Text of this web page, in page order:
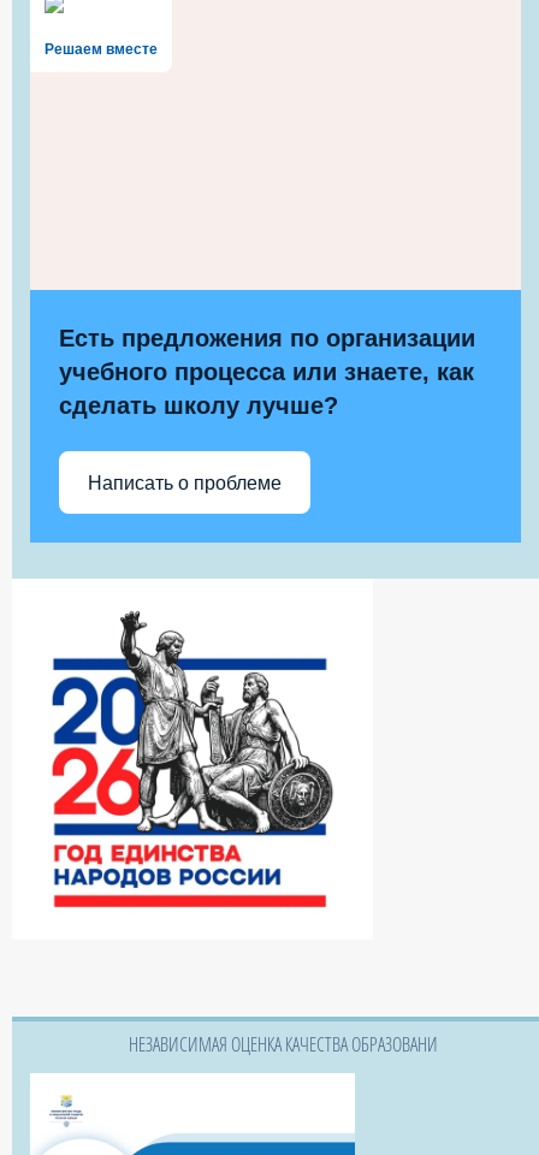
Решаем вместе
Есть предложения по организации
учебного процесса или знаете, как
сделать школу лучше?
Написать о проблеме
НЕЗАВИСИМАЯ ОЦЕНКА КАЧЕСТВА ОБРАЗОВАНИ